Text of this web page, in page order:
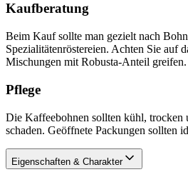
Kaufberatung
Beim Kauf sollte man gezielt nach
Spezialitätenröstereien. Achten Sie auf
Mischungen mit Robusta-Anteil greifen.
Pflege
Die Kaffeebohnen sollten kühl, trocken
schaden. Geöffnete Packungen sollten
Eigenschaften & Charakter